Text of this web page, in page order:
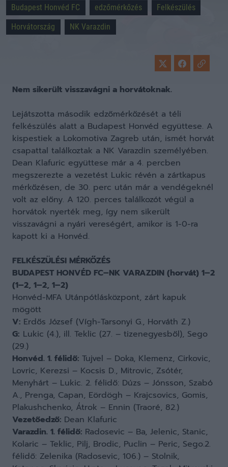
Budapest Honvéd FC edzőmérkőzés
Felkészülés
Horvátország
NK Varazdin
Nem sikerült visszavágni a horvátoknak.
Lejátszotta második edzőmérkőzését a téli
felkészülés alatt a Budapest Honvéd együttese. A
kispestiek a Lokomotiva Zagreb után, ismét horvát
csapattal találkoztak a NK Varazdin személyében.
Dean Klafuric együttese már a 4. percben
megszerezte a vezetést Lukic révén a zártkapus
mérkőzésen, de 30. perc után már a vendégeknél
volt az előny. A 120. perces találkozót végül a
horvátok nyerték meg, így nem sikerült
visszavágni a nyári vereségért, amikor is 1-0-ra
kapott ki a Honvéd.
FELKÉSZÜLÉSI MÉRKŐZÉS
BUDAPEST HONVÉD FC–NK VARAZDIN (horvát) 1–2
(1–2, 1–2, 1–2)
Honvéd-MFA Utánpótlásközpont, zárt kapuk
mögött
V: Erdős József (Vígh-Tarsonyi G., Horváth Z.)
G: Lukic (4.), ill. Teklic (27. – tizenegyesből), Sego
(29.)
Honvéd. 1. félidő: Tujvel – Doka, Klemenz, Cirkovic,
Lovric, Kerezsi – Kocsis D., Mitrovic, Zsótér,
Menyhárt – Lukic. 2. félidő: Dúzs – Jónsson, Szabó
A., Prenga, Capan, Eördögh – Krajcsovics, Gomis,
Plakushchenko, Átrok – Ennin (Traoré, 82.)
Vezetőedző: Dean Klafuric
Varazdin. 1. félidő: Radosevic – Ba, Jelenic, Stanic,
Kolaric – Teklic, Pilj, Brodic, Puclin – Peric, Sego.2.
félidő: Zelenika (Radosevic, 106.) – Stolnik,